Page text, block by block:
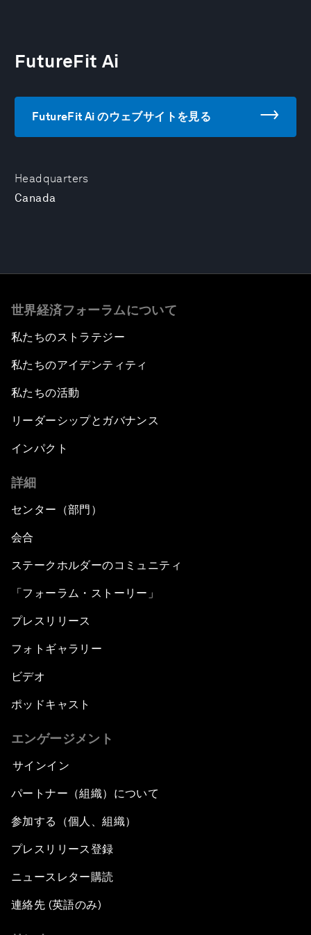
Headquarters
Canada
FutureFit Ai
FutureFit Ai のウェブサイトを見る
世界経済フォーラムについて
私たちのストラテジー
私たちのアイデンティティ
私たちの活動
リーダーシップとガバナンス
インパクト
詳細
センター（部門）
会合
ステークホルダーのコミュニティ
「フォーラム・ストーリー」
プレスリリース
フォトギャラリー
ビデオ
ポッドキャスト
エンゲージメント
サインイン
パートナー（組織）について
参加する（個人、組織）
プレスリリース登録
ニュースレター購読
連絡先 (英語のみ)